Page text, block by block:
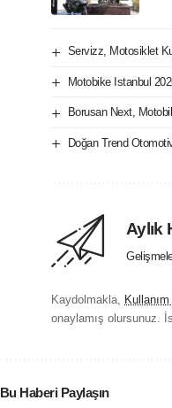
Servizz, Motosiklet
Motobike Istanbul
Borusan Next,
Doğan Trend
Aylık
Kaydolmakla, Kullanım
onaylamış olursunuz.
Bu Haberi Paylaşın